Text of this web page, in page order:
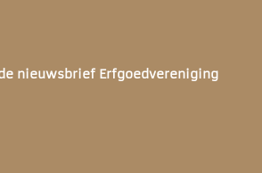
nieuwsbrief Erfgoedvereniging